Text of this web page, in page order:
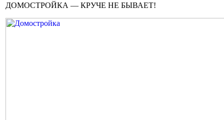
ДОМОСТРОЙКА — КРУЧЕ НЕ БЫВАЕТ!